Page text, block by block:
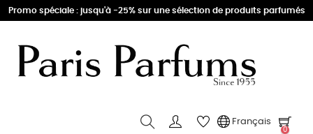
Promo spéciale : jusqu'à -25% sur une sélection de produits parfumés
Français
0